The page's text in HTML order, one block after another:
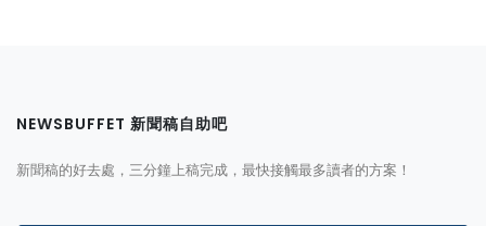
NEWSBUFFET 新聞稿自助吧
新聞稿的好去處，三分鐘上稿完成，最快接觸最多讀者的方案！